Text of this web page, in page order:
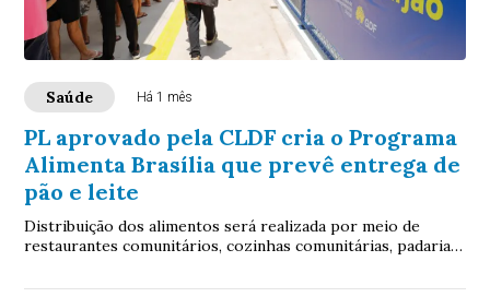
Saúde Há 1 mês
PL aprovado pela CLDF cria o Programa
Alimenta Brasília que prevê entrega de
pão e leite
Distribuição dos alimentos será realizada por meio de
restaurantes comunitários, cozinhas comunitárias, padarias